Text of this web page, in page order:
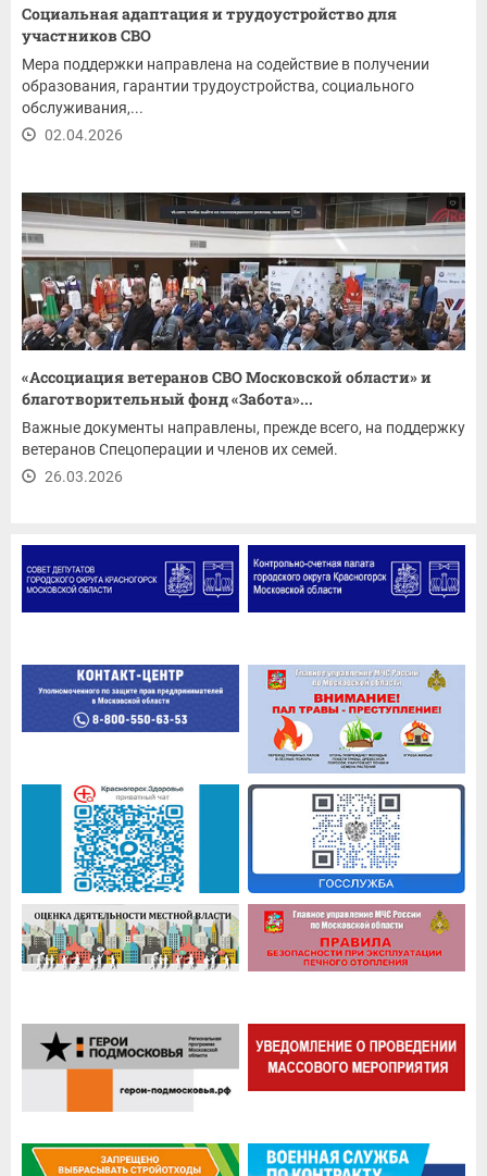
Социальная адаптация и трудоустройство для
участников СВО
Мера поддержки направлена на содействие в получении
образования, гарантии трудоустройства, социального
обслуживания,...
02.04.2026
«Ассоциация ветеранов СВО Московской области» и
благотворительный фонд «Забота»...
Важные документы направлены, прежде всего, на поддержку
ветеранов Спецоперации и членов их семей.
26.03.2026